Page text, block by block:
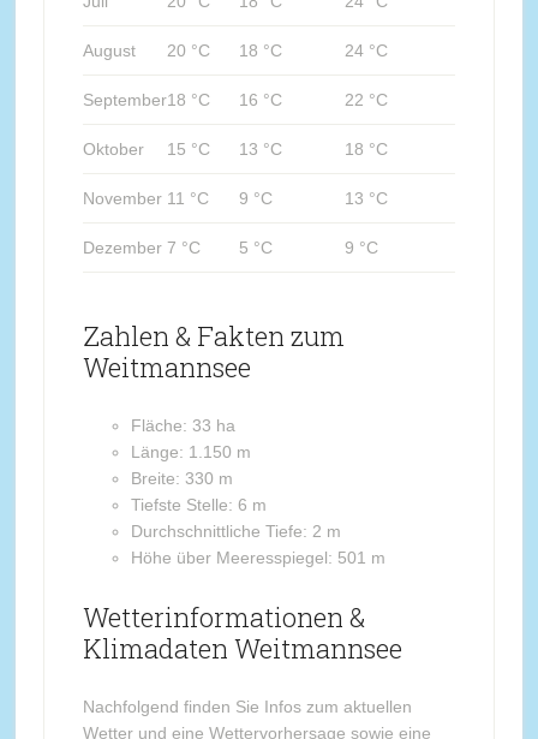
August 20 °C 18 °C 24 °C
September18 °C 16 °C 22 °C
Oktober 15 °C 13 °C 18 °C
November 11 °C 9 °C 13 °C
Dezember 7 °C 5 °C 9 °C
Zahlen & Fakten zum
Weitmannsee
Fläche: 33 ha
Länge: 1.150 m
Breite: 330 m
Tiefste Stelle: 6 m
Durchschnittliche Tiefe: 2 m
Höhe über Meeresspiegel: 501 m
Wetterinformationen &
Klimadaten Weitmannsee
Nachfolgend finden Sie Infos zum aktuellen
Wetter und eine Wettervorhersage sowie eine